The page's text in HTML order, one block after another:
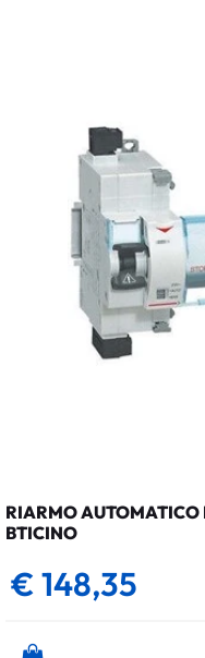
RIARMO
BTICINO
€ 148,35
Quantità